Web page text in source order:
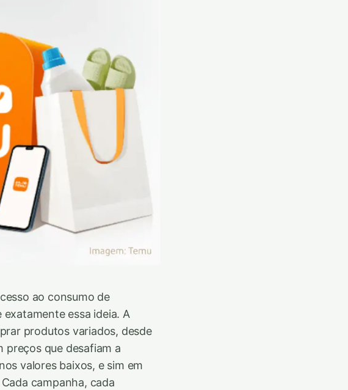
ao consumo de
essa ideia. A
produtos variados, desde
preços que desafiam a
valores baixos, e sim em
campanha, cada